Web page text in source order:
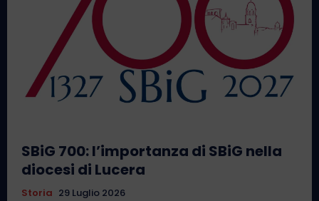
SBiG 700: l’importanza di SBiG nella
diocesi di Lucera
Storia 29 Luglio 2026